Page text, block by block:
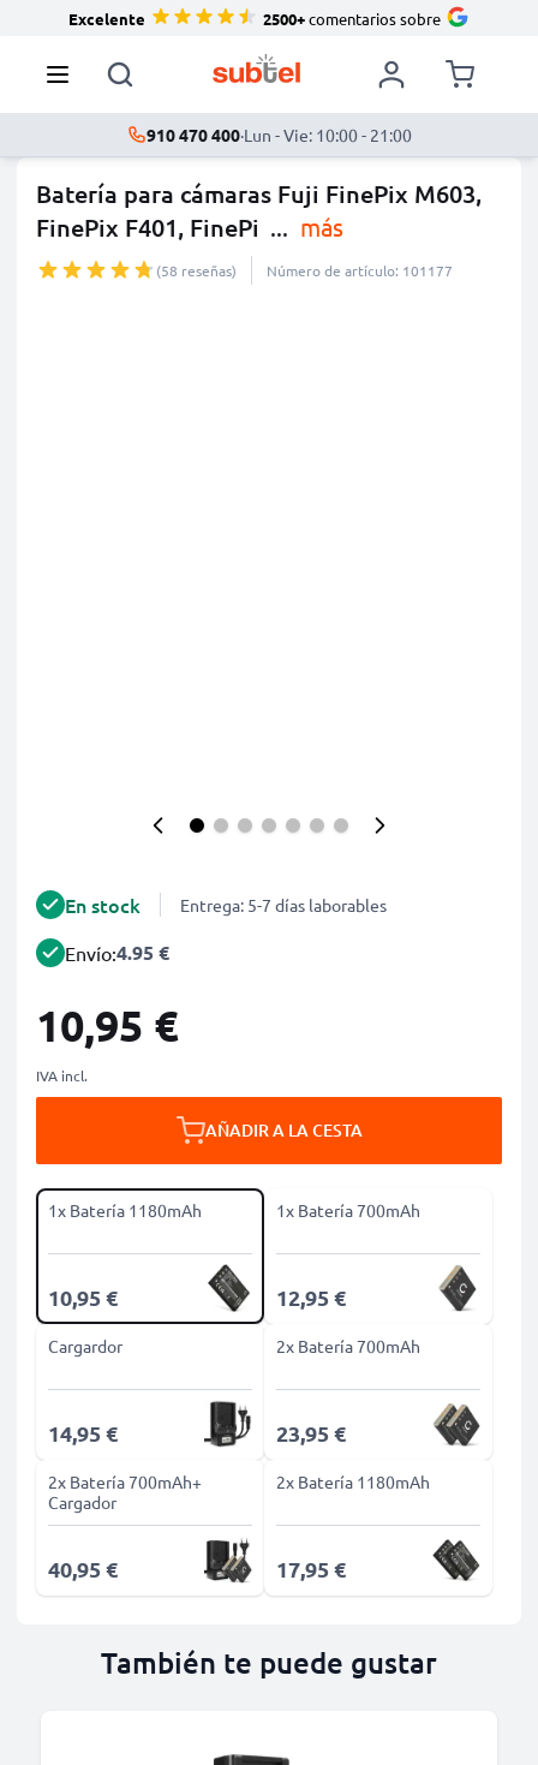
Excelente 2500+comentarios sobre
910 470 400·Lun - Vie: 10:00 - 21:00
Batería para cámaras Fuji FinePix M603,
FinePix F401, FinePi ... más
(58 reseñas) Número de artículo: 101177
En stock Entrega: 5-7 días laborables
Envío:4.95 €
10,95 €
IVA incl.
AÑADIR A LA CESTA
1x Batería 1180mAh
10,95 €
1x Batería 700mAh
12,95 €
Cargardor
14,95 €
2x Batería 700mAh
23,95 €
2x Batería 700mAh+
Cargador
40,95 €
2x Batería 1180mAh
17,95 €
También te puede gustar